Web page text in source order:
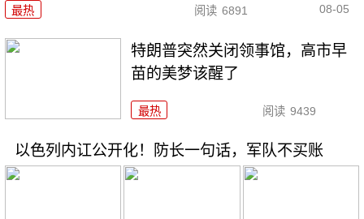
最热 阅读 6891 08-05
特朗普突然关闭领事馆，高市早
苗的美梦该醒了
最热 阅读 9439
以色列内讧公开化！防长一句话，军队不买账